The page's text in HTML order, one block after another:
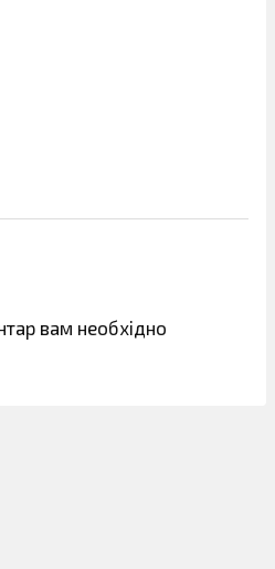
вам необхідно